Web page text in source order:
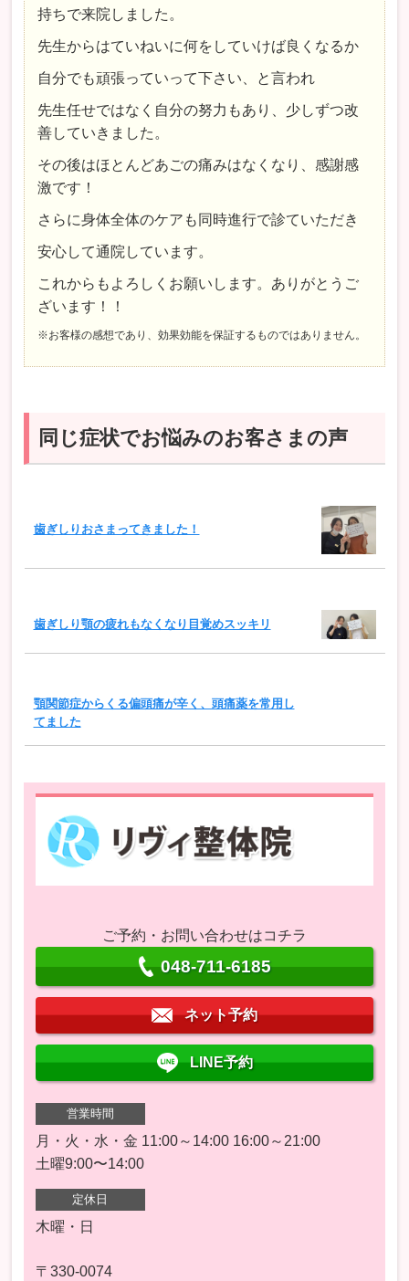
持ちで来院しました。
先生からはていねいに何をしていけば良くなるか
自分でも頑張っていって下さい、と言われ
先生任せではなく自分の努力もあり、少しずつ改
善していきました。
その後はほとんどあごの痛みはなくなり、感謝感
激です！
さらに身体全体のケアも同時進行で診ていただき
安心して通院しています。
これからもよろしくお願いします。ありがとうご
ざいます！！
※お客様の感想であり、効果効能を保証するものではありません。
同じ症状でお悩みのお客さまの声
歯ぎしりおさまってきました！
歯ぎしり顎の疲れもなくなり目覚めスッキリ
顎関節症からくる偏頭痛が辛く、頭痛薬を常用し
てました
ご予約・お問い合わせはコチラ
048-711-6185
ネット予約
LINE予約
営業時間
月・火・水・金 11:00～14:00 16:00～21:00
土曜9:00〜14:00
定休日
木曜・日
〒330-0074